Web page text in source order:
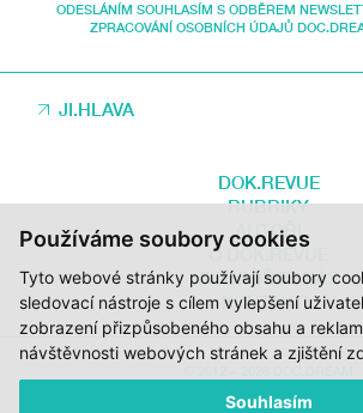
Používáme soubory cookies
Tyto webové stránky používají soubory
sledovací nástroje s cílem vylepšení
zobrazení přizpůsobeného obsahu a
návštěvnosti webových stránek a zjištění
Souhlasím
ODESLÁNÍM SOUHLASÍM S ODBĚREM
ZPRACOVÁNÍ OSOBNÍCH ÚDAJŮ
JI.HLAVA
DOK.REVUE
RUBRIKY
AUTOŘI
O DOK.REVUE
PODPOŘTE NÁS
KONTAKTY
ZA PODPORY STÁTNÍHO FONDU